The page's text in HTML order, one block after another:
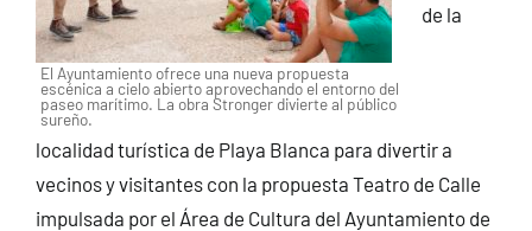
El Ayuntamiento ofrece una nueva propuesta
escénica a cielo abierto aprovechando el entorno del
paseo marítimo. La obra Stronger divierte al público
sureño.
de la
localidad turística de Playa Blanca para divertir a
vecinos y visitantes con la propuesta Teatro de Calle
impulsada por el Área de Cultura del Ayuntamiento de